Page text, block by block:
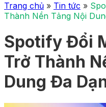
Trang chủ » Tin tức »
Thành Nền Tảng Nội
Spotify Đổi
Trở Thành
Dung Đa